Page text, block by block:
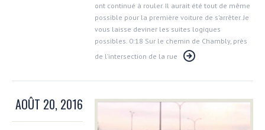
ont continué à rouler. Il aurait été tout de même
possible pour la première voiture de s’arrêter. Je
vous laisse deviner les suites logiques
possibles. 0:18 Sur le chemin de Chambly, près
de l’intersection de la rue
AOÛT 20, 2016